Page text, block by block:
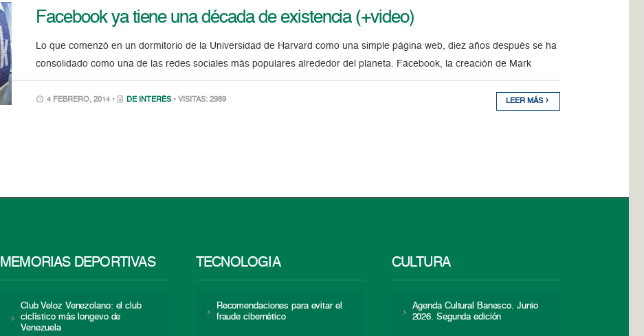
Facebook ya tiene una década de existencia (+video)
Lo que comenzó en un dormitorio de la Universidad de Harvard como una simple página web, diez años después se ha
consolidado como una de las redes sociales más populares alrededor del planeta. Facebook, la creación de Mark
4 FEBRERO, 2014 • DE INTERÉS • VISITAS: 2989 LEER MÁS
MEMORIAS DEPORTIVAS
Club Veloz Venezolano: el club
ciclístico más longevo de
Venezuela
TECNOLOGÍA
Recomendaciones para evitar el
fraude cibernético
CULTURA
Agenda Cultural Banesco. Junio
2026. Segunda edición